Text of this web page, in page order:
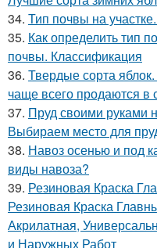
34. Тип почвы на
35. Как определить тип
почвы. Классификация
36. Твердые сорта
чаще всего продаются в
37. Пруд своими руками
Выбираем место для
38. Навоз осенью и под
виды навоза?
39. Резиновая Краска
Резиновая Краска
Акрилатная,
и Наружных Работ